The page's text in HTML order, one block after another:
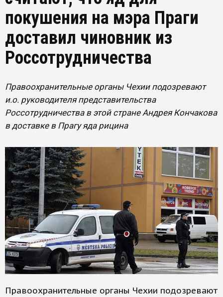
покушения на мэра Праги
доставил чиновник из
Россотрудничества
Правоохранительные органы Чехии подозревают
и.о. руководителя представительства
Россотрудничества в этой стране Андрея Кончакова
в доставке в Прагу яда рицина
Правоохранительные органы Чехии подозревают